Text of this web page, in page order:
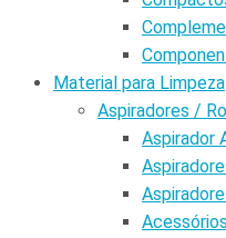
Material para Limpeza
Aspiradores /
Aspirador